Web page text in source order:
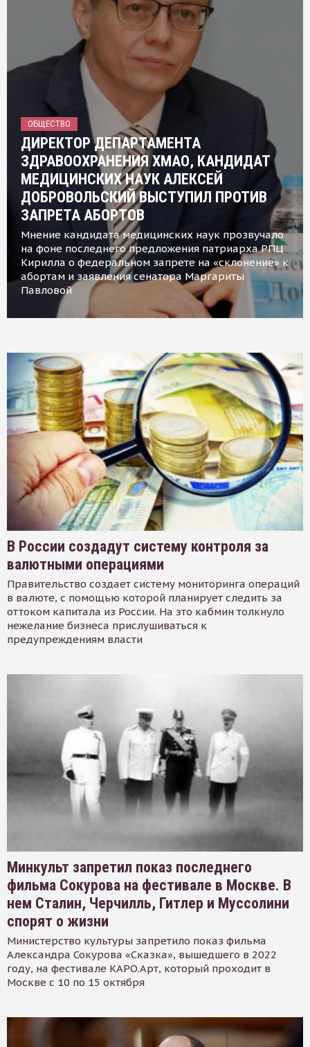
ОБЩЕСТВО
ДИРЕКТОР ДЕПАРТАМЕНТА
ЗДРАВООХРАНЕНИЯ ХМАО, КАНДИДАТ
МЕДИЦИНСКИХ НАУК АЛЕКСЕЙ
ДОБРОВОЛЬСКИЙ ВЫСТУПИЛ ПРОТИВ
ЗАПРЕТА АБОРТОВ
Мнение кандидата медицинских наук прозвучало
на фоне последнего предложения патриарха РПЦ
Кирилла о федеральном запрете на «склонение» к
абортам и заявления сенатора Маргариты
Павловой
В России создадут систему контроля за
валютными операциями
Правительство создает систему мониторинга операций
в валюте, с помощью которой планирует следить за
оттоком капитала из России. На это кабмин толкнуло
нежелание бизнеса прислушиваться к
предупреждениям власти
Минкульт запретил показ последнего
фильма Сокурова на фестивале в Москве. В
нем Сталин, Черчилль, Гитлер и Муссолини
спорят о жизни
Министерство культуры запретило показ фильма
Александра Сокурова «Сказка», вышедшего в 2022
году, на фестивале КАРО.Арт, который проходит в
Москве с 10 по 15 октября